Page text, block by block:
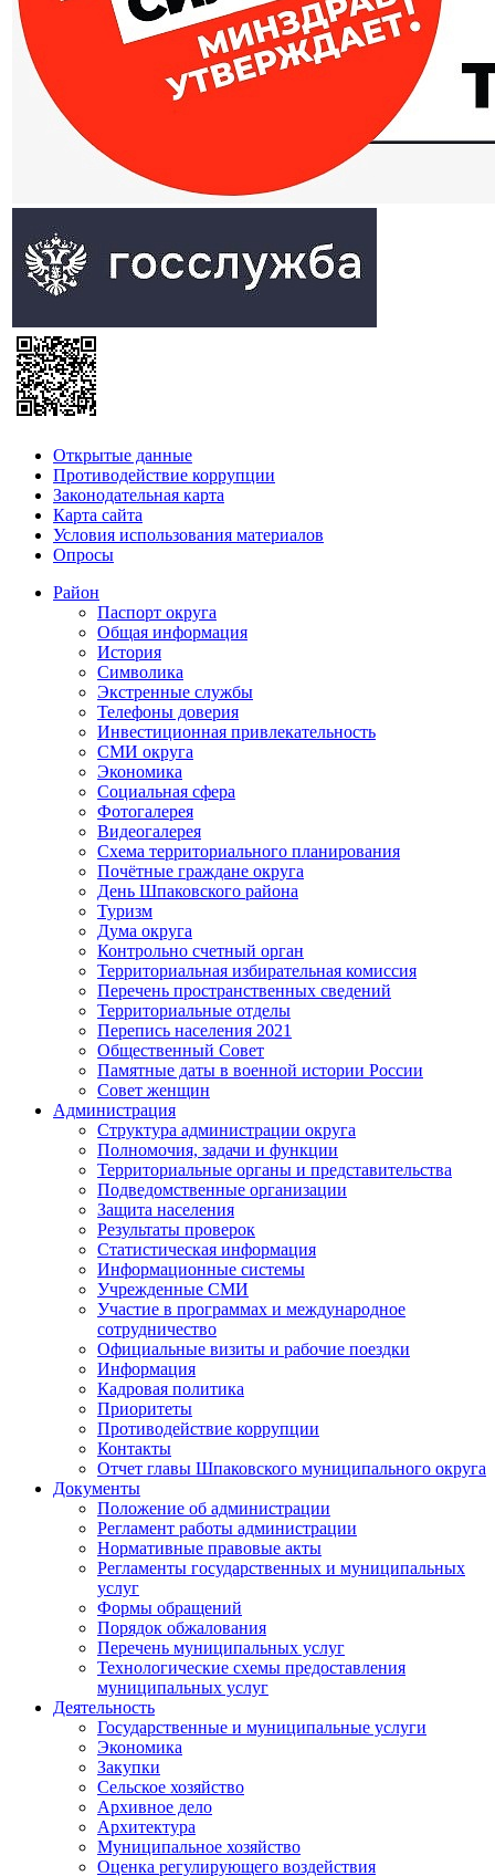
Открытые данные
Противодействие коррупции
Законодательная карта
Карта сайта
Условия использования материалов
Опросы
Район
Паспорт округа
Общая информация
История
Символика
Экстренные службы
Телефоны доверия
Инвестиционная привлекательность
СМИ округа
Экономика
Социальная сфера
Фотогалерея
Видеогалерея
Схема территориального планирования
Почётные граждане округа
День Шпаковского района
Туризм
Дума округа
Контрольно счетный орган
Территориальная избирательная комиссия
Перечень пространственных сведений
Территориальные отделы
Перепись населения 2021
Общественный Совет
Памятные даты в военной истории России
Совет женщин
Администрация
Структура администрации округа
Полномочия, задачи и функции
Территориальные органы и представительства
Подведомственные организации
Защита населения
Результаты проверок
Статистическая информация
Информационные системы
Учрежденные СМИ
Участие в программах и международное
сотрудничество
Официальные визиты и рабочие поездки
Информация
Кадровая политика
Приоритеты
Противодействие коррупции
Контакты
Отчет главы Шпаковского муниципального округа
Документы
Положение об администрации
Регламент работы администрации
Нормативные правовые акты
Регламенты государственных и муниципальных
услуг
Формы обращений
Порядок обжалования
Перечень муниципальных услуг
Технологические схемы предоставления
муниципальных услуг
Деятельность
Государственные и муниципальные услуги
Экономика
Закупки
Сельское хозяйство
Архивное дело
Архитектура
Муниципальное хозяйство
Оценка регулирующего воздействия